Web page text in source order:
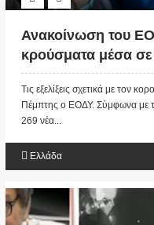
Ανακοίνωση του
κρούσματα μέσα
Αθήνα και
Τις εξελίξεις σχετικά με τον
Πέμπτης ο ΕΟΔΥ. Σύμφωνα με
269 νέα...
Ελλάδα